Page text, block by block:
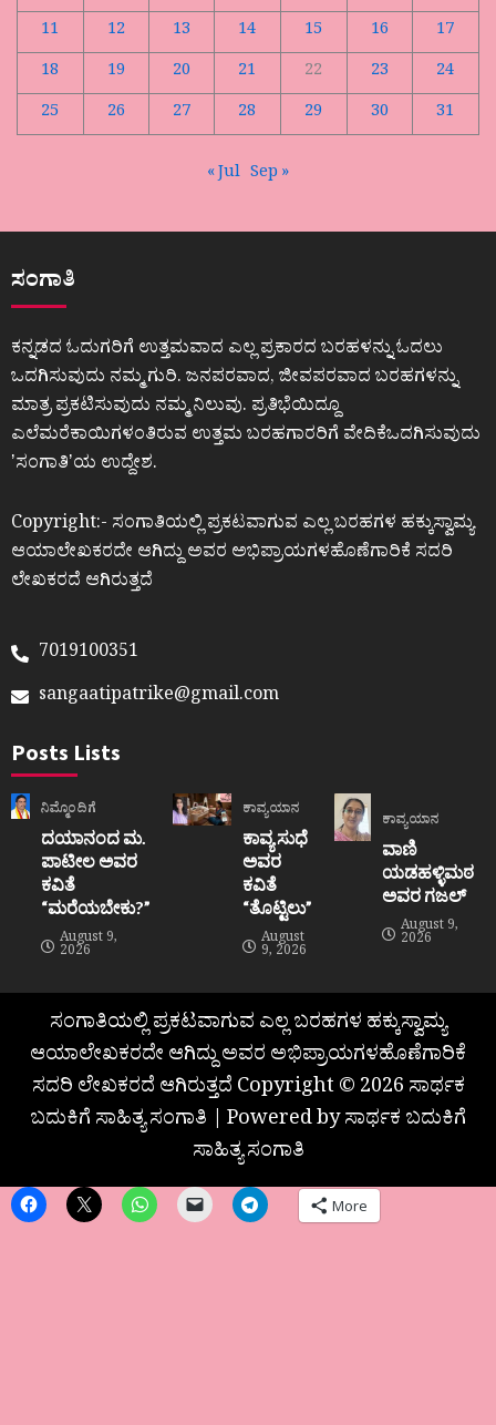
11
12 13 14 15 16
17
18
19 20 21 22 23
24
25
26 27 28 29 30 31
« Jul Sep »
ಸಂಗಾತಿ
ಕನ್ನಡದ ಓದುಗರಿಗೆ ಉತ್ತಮವಾದ ಎಲ್ಲ ಪ್ರಕಾರದ ಬರಹಳನ್ನು ಓದಲು
ಒದಗಿಸುವುದು ನಮ್ಮ ಗುರಿ. ಜನಪರವಾದ, ಜೀವಪರವಾದ ಬರಹಗಳನ್ನು
ಮಾತ್ರ ಪ್ರಕಟಿಸುವುದು ನಮ್ಮ ನಿಲುವು. ಪ್ರತಿಭೆಯಿದ್ದೂ
ಎಲೆಮರೆಕಾಯಿಗಳಂತಿರುವ ಉತ್ತಮ ಬರಹಗಾರರಿಗೆ ವೇದಿಕೆಒದಗಿಸುವುದು
ʼಸಂಗಾತಿʼಯ ಉದ್ದೇಶ.
Copyright:- ಸಂಗಾತಿಯಲ್ಲಿ ಪ್ರಕಟವಾಗುವ ಎಲ್ಲ ಬರಹಗಳ ಹಕ್ಕುಸ್ವಾಮ್ಯ
ಆಯಾಲೇಖಕರದೇ ಆಗಿದ್ದು ಅವರ ಅಭಿಪ್ರಾಯಗಳಹೊಣೆಗಾರಿಕೆ ಸದರಿ
ಲೇಖಕರದೆ ಆಗಿರುತ್ತದೆ
7019100351
sangaatipatrike@gmail.com
Posts Lists
ನಿಮ್ಮೊಂದಿಗೆ
ದಯಾನಂದ ಮ.
ಪಾಟೀಲ ಅವರ
ಕವಿತೆ
“ಮರೆಯಬೇಕು?”
August 9,
2026
ಕಾವ್ಯಯಾನ
ಕಾವ್ಯ ಸುಧೆ
ಅವರ
ಕವಿತೆ
“ತೊಟ್ಟಿಲು”
August
9, 2026
ಕಾವ್ಯಯಾನ
ವಾಣಿ
ಯಡಹಳ್ಳಿಮಠ
ಅವರ ಗಜಲ್
August 9,
2026
ಸಂಗಾತಿಯಲ್ಲಿ ಪ್ರಕಟವಾಗುವ ಎಲ್ಲ ಬರಹಗಳ ಹಕ್ಕುಸ್ವಾಮ್ಯ
ಆಯಾಲೇಖಕರದೇ ಆಗಿದ್ದು ಅವರ ಅಭಿಪ್ರಾಯಗಳಹೊಣೆಗಾರಿಕೆ
ಸದರಿ ಲೇಖಕರದೆ ಆಗಿರುತ್ತದೆ Copyright © 2026 ಸಾರ್ಥಕ
ಬದುಕಿಗೆ ಸಾಹಿತ್ಯ ಸಂಗಾತಿ | Powered by ಸಾರ್ಥಕ ಬದುಕಿಗೆ
ಸಾಹಿತ್ಯ ಸಂಗಾತಿ
More